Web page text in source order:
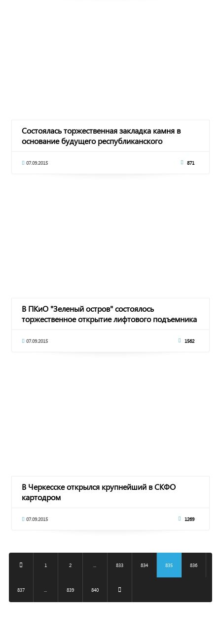
Состоялась торжественная закладка камня в
основание будущего республиканского
07.09.2015 871
В ПКиО "Зеленый остров" состоялось
торжественное открытие лифтового подъемника
07.09.2015 1562
В Черкесске открылся крупнейший в СКФО
картодром
07.09.2015 1269
1 2 833 834 835 836
837 839 840